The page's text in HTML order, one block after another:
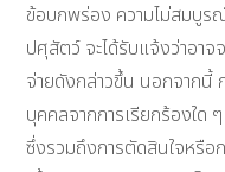
ข้อบกพร่อง ความไม่สมบูร
ปศุสัตว์ จะได้รับแจ้งว่าอาจ
จ่ายดังกล่าวขึ้น นอกจากนี้
บุคคลจากการเรียกร้องใด
ซึ่งรวมถึงการตัดสินใจหรือก